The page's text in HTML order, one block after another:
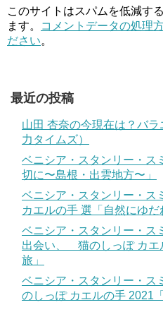
このサイトはスパムを低減す
ます。
コメントデータの処理
ださい。
最近の投稿
山田 杏奈の今現在は？バ
力タイムズ）
ベニシア・スタンリー・
切に〜島根・出雲地方〜」
ベニシア・スタンリー・
カエルの手 選「自然にゆだ
ベニシア・スタンリー・ス
出会い、 猫のしっぽ カエ
旅」
ベニシア・スタンリー・
のしっぽ カエルの手 2021